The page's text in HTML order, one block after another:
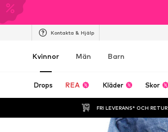
Kontakta & Hjälp
Kvinnor Män Barn
Drops REA Kläder Skor
FRI LEVERANS* OCH RETUR